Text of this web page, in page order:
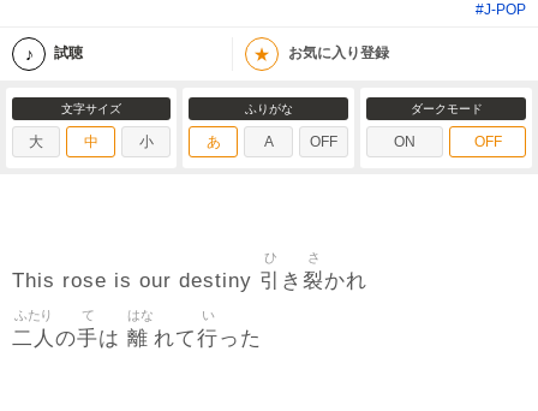
#J-POP
試聴 ★ お気に入り登録
文字サイズ
大 中 小
ふりがな
あ A OFF
ダークモード
ON OFF
This rose is our destiny 引
ひ
き 裂
さ
かれ
二人
ふたり
の手
て
は 離
はな
れて行
い
った